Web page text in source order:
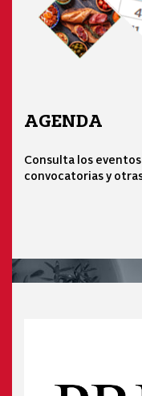
AGENDA
Consulta los
convocatorias y